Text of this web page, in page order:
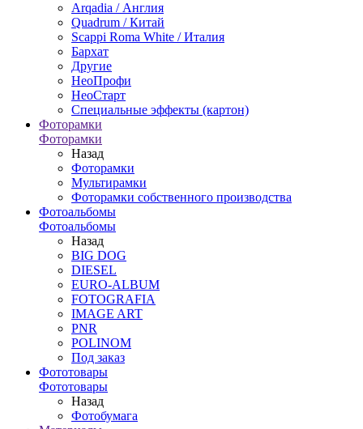
Arqadia / Англия
Quadrum / Китай
Scappi Roma White / Италия
Бархат
Другие
НеоПрофи
НеоСтарт
Специальные эффекты (картон)
Фоторамки
Фоторамки
Назад
Фоторамки
Мультирамки
Фоторамки собственного производства
Фотоальбомы
Фотоальбомы
Назад
BIG DOG
DIESEL
EURO-ALBUM
FOTOGRAFIA
IMAGE ART
PNR
POLINOM
Под заказ
Фототовары
Фототовары
Назад
Фотобумага